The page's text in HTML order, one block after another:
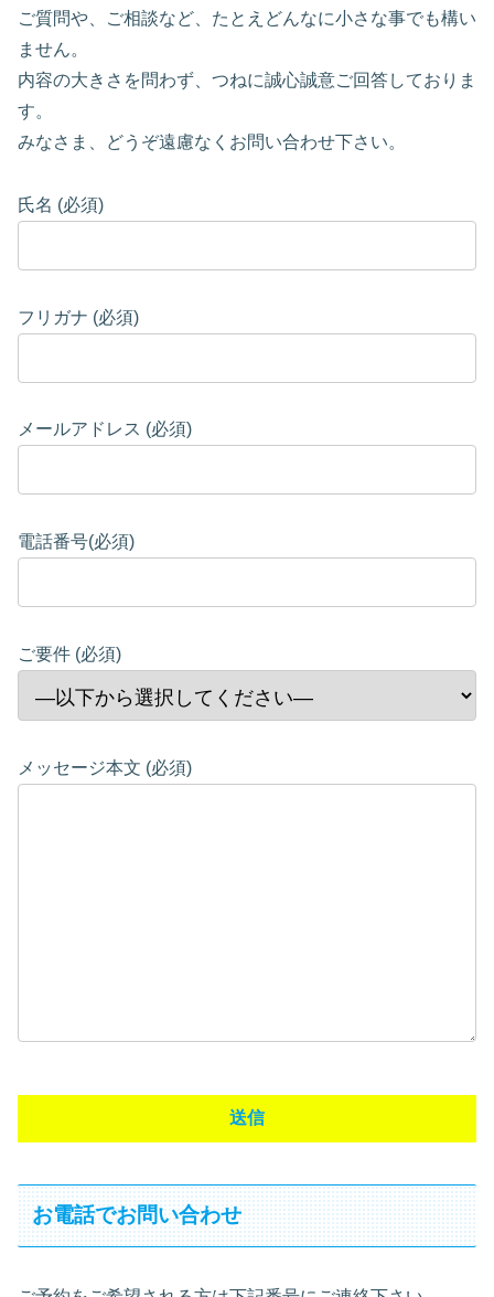
ご質問や、ご相談など、たとえどんなに小さな事でも構い
ません。
内容の大きさを問わず、つねに誠心誠意ご回答しておりま
す。
みなさま、どうぞ遠慮なくお問い合わせ下さい。
氏名 (必須)
フリガナ (必須)
メールアドレス (必須)
電話番号(必須)
ご要件 (必須)
メッセージ本文 (必須)
お電話でお問い合わせ